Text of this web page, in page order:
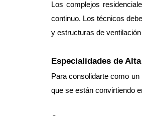
Los complejos
continuo. Los técnicos
y estructuras de
Especialidades de
Para consolidarte como
que se están convirtiendo